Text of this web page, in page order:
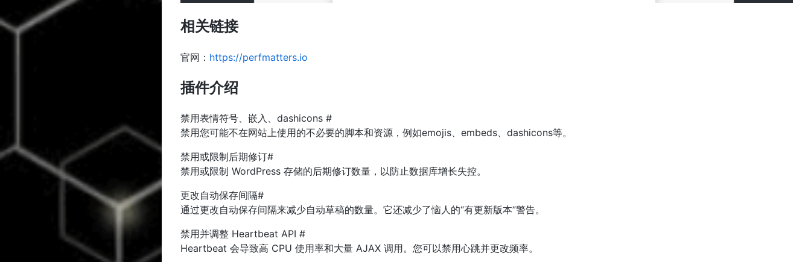
相关链接
官网： https://perfmatters.io
插件介绍
禁用表情符号、嵌入、dashicons #
禁用您可能不在网站上使用的不必要的脚本和资源，例如emojis、embeds、dashicons等。
禁用或限制后期修订#
禁用或限制 WordPress 存储的后期修订数量，以防止数据库增长失控。
更改自动保存间隔#
通过更改自动保存间隔来减少自动草稿的数量。它还减少了恼人的“有更新版本”警告。
禁用并调整 Heartbeat API #
Heartbeat 会导致高 CPU 使用率和大量 AJAX 调用。您可以禁用心跳并更改频率。